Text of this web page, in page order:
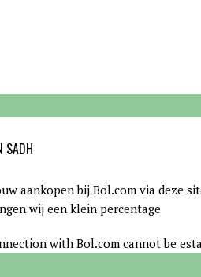
SADH
aankopen bij Bol.com via deze
wij een klein percentage
with Bol.com cannot be